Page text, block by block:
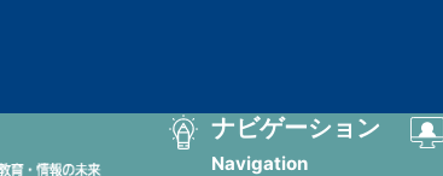
メ ナビゲーション
Navigation